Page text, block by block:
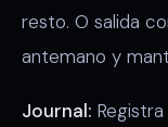
resto. O salida
antemano y
Journal: